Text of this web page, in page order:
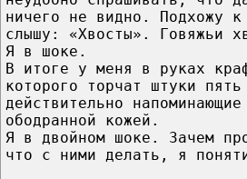
ничего не видно. Подхожу к
слышу: «Хвосты». Говяжьи
Я в шоке.
В итоге у меня в руках
которого торчат штуки
действительно
ободранной кожей.
Я в двойном шоке. Зачем
что с ними делать, я